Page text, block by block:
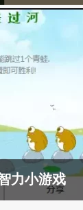
力小游戏